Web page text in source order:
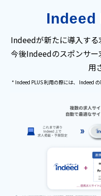
セミナー一覧
よくあるご質問
Indeed
Indeedが新たに導入す
今後Indeedのスポンサ
用
* Indeed PLUS 利用の際には、 Indeed